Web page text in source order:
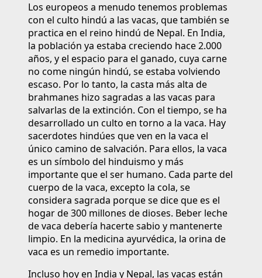
Los europeos a menudo tenemos problemas
con el culto hindú a las vacas, que también se
practica en el reino hindú de Nepal. En India,
la población ya estaba creciendo hace 2.000
años, y el espacio para el ganado, cuya carne
no come ningún hindú, se estaba volviendo
escaso. Por lo tanto, la casta más alta de
brahmanes hizo sagradas a las vacas para
salvarlas de la extinción. Con el tiempo, se ha
desarrollado un culto en torno a la vaca. Hay
sacerdotes hindúes que ven en la vaca el
único camino de salvación. Para ellos, la vaca
es un símbolo del hinduismo y más
importante que el ser humano. Cada parte del
cuerpo de la vaca, excepto la cola, se
considera sagrada porque se dice que es el
hogar de 300 millones de dioses. Beber leche
de vaca debería hacerte sabio y mantenerte
limpio. En la medicina ayurvédica, la orina de
vaca es un remedio importante.
Incluso hoy en India y Nepal, las vacas están